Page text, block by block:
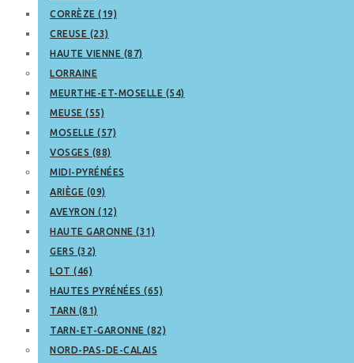
CORRÈZE (19)
CREUSE (23)
HAUTE VIENNE (87)
LORRAINE
MEURTHE-ET-MOSELLE (54)
MEUSE (55)
MOSELLE (57)
VOSGES (88)
MIDI-PYRÉNÉES
ARIÈGE (09)
AVEYRON (12)
HAUTE GARONNE (31)
GERS (32)
LOT (46)
HAUTES PYRÉNÉES (65)
TARN (81)
TARN-ET-GARONNE (82)
NORD-PAS-DE-CALAIS